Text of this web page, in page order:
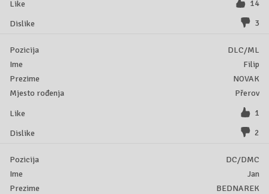
14
3
DLC/ML
Filip
NOVAK
Přerov
1
2
DC/DMC
Jan
BEDNAREK